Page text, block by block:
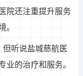
院还注重提升服务
。
听说盐城慈航医
业的治疗和服务。